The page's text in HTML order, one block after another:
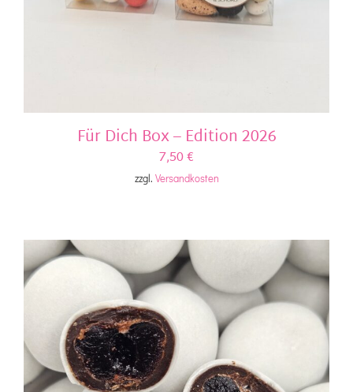
Für Dich Box – Edition 2026
7,50€
zzgl. Versandkosten